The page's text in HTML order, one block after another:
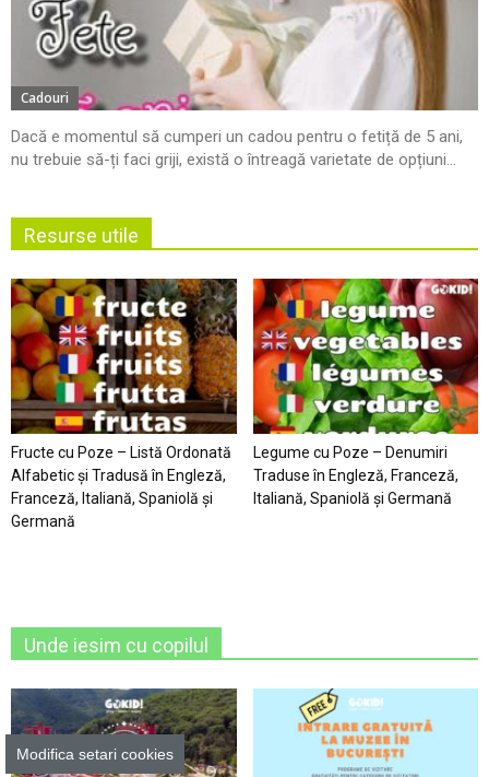
Cadouri
Dacă e momentul să cumperi un cadou pentru o fetiță de 5 ani,
nu trebuie să-ți faci griji, există o întreagă varietate de opțiuni...
Resurse utile
Fructe cu Poze – Listă Ordonată
Alfabetic şi Tradusă în Engleză,
Franceză, Italiană, Spaniolă şi
Germană
Legume cu Poze – Denumiri
Traduse în Engleză, Franceză,
Italiană, Spaniolă şi Germană
Unde iesim cu copilul
Modifica setari cookies